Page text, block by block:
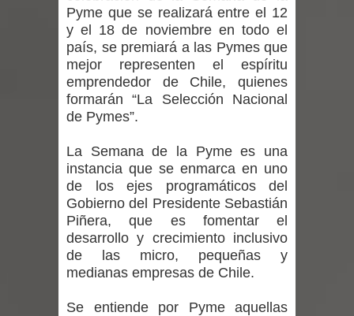
Curicó desarrollará jornada de
vacunación contra la Influenza y otros
virus respiratorios
desafío guerreros 2026
Banda linarense Los Remembers
regresa de Brasil tras impulsar un
intercambio musical y pedagógico
con comunidades escolares
Pyme que se realizará entre el 12
y el 18 de noviembre en todo el
país, se premiará a las Pymes que
mejor representen el espíritu
emprendedor de Chile, quienes
formarán “La Selección Nacional
de Pymes”.
La Semana de la Pyme es una
instancia que se enmarca en uno
de los ejes programáticos del
Gobierno del Presidente Sebastián
Piñera, que es fomentar el
desarrollo y crecimiento inclusivo
de las micro, pequeñas y
medianas empresas de Chile.
Se entiende por Pyme aquellas